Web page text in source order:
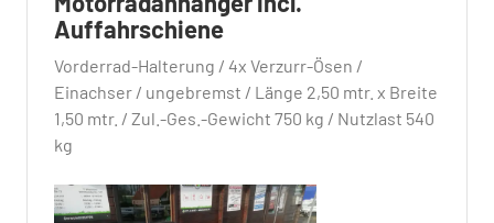
Auffahrschiene
Vorderrad-Halterung / 4x Verzurr-Ösen /
Einachser / ungebremst / Länge 2,50 mtr. x Breite
1,50 mtr. / Zul.-Ges.-Gewicht 750 kg / Nutzlast 540
kg